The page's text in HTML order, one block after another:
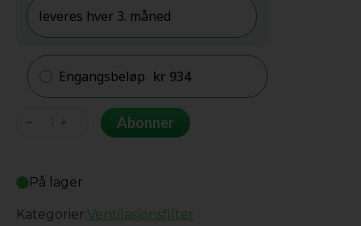
Engangsbeløp kr 934
Vallox
70+kullmatte
line
250/250
Abonner
På lager
Kategorier:Ventilasjonsfilter